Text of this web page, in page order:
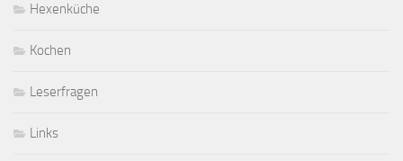
Hexenküche
Kochen
Leserfragen
Links